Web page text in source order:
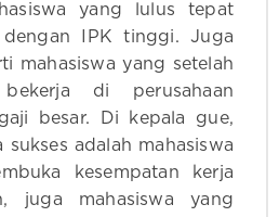
yang lulus tepat
IPK tinggi. Juga
mahasiswa yang setelah
di perusahaan
besar. Di kepala gue,
sukses adalah mahasiswa
kesempatan kerja
juga mahasiswa yang